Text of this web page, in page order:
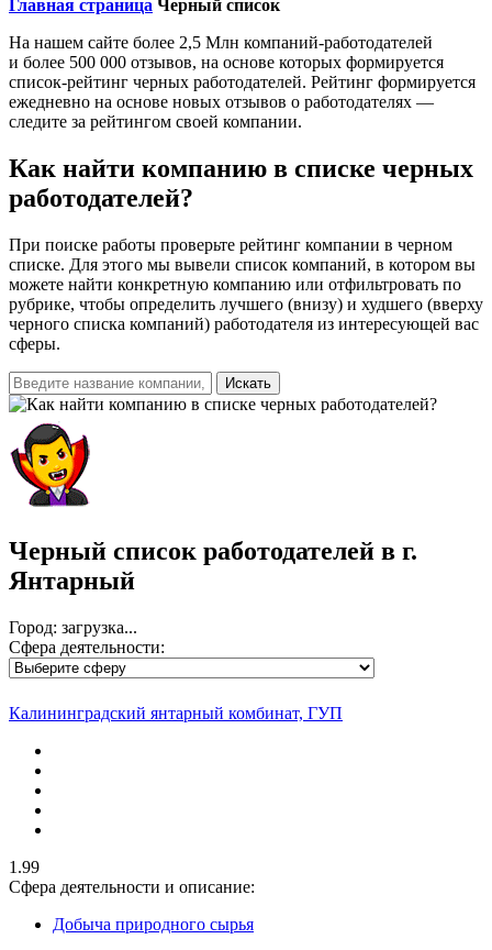
Главная страница Черный список
На нашем сайте более 2,5 Млн компаний-работодателей
и более 500 000 отзывов, на основе которых формируется
список-рейтинг черных работодателей. Рейтинг формируется
ежедневно на основе новых отзывов о работодателях —
следите за рейтингом своей компании.
Как найти компанию в списке черных
работодателей?
При поиске работы проверьте рейтинг компании в черном
списке. Для этого мы вывели список компаний, в котором вы
можете найти конкретную компанию или отфильтровать по
рубрике, чтобы определить лучшего (внизу) и худшего (вверху
черного списка компаний) работодателя из интересующей вас
сферы.
Искать
Черный список работодателей в г.
Янтарный
Город: загрузка...
Сфера деятельности:
Калининградский янтарный комбинат, ГУП
1.99
Сфера деятельности и описание:
Добыча природного сырья